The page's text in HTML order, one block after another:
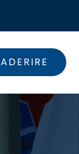
ADERIRE